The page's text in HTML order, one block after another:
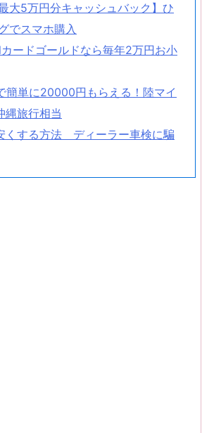
大5万円分キャッシュバック】ひ
でスマホ購入
ードゴールドなら毎年2万円お小
簡単に20000円もらえる！陸マイ
縄旅行相当
くする方法 ディーラー車検に騙